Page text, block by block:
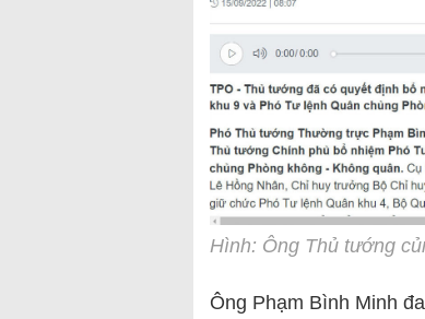
Hình: Ông Thủ tướng
Ông Phạm Bình Minh